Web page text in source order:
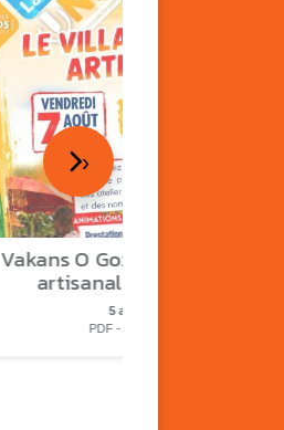
Vakans O Gozyé : le village
artisanal du Gosier
5 août
PDF - 1.2 Mio
›